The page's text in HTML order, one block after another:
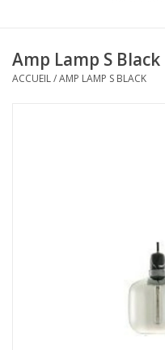
Amp Lamp S Black
ACCUEIL/AMP LAMP S BLACK